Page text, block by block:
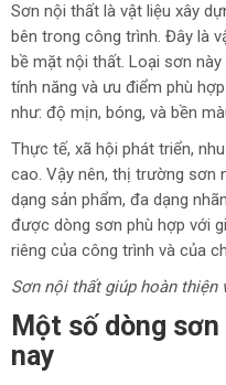
Sơn nội thất là vật liệu xây
bên trong công trình. Đây là
bề mặt nội thất. Loại sơn
tính năng và ưu điểm phù
như: độ mịn, bóng, và bền
Thực tế, xã hội phát triển,
cao. Vậy nên, thị trường sơn
dạng sản phẩm, đa dạng
được dòng sơn phù hợp với
riêng của công trình và của
Sơn nội thất giúp hoàn thiện
Một số dòng
nay